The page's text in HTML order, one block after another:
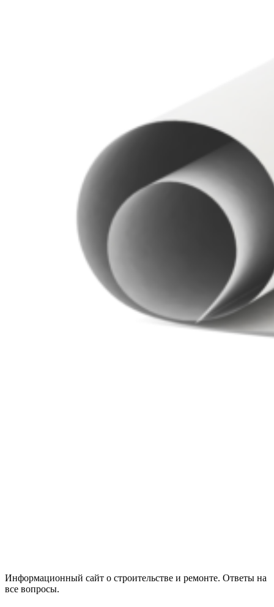
Информационный сайт о строительстве и ремонте. Ответы на
все вопросы.